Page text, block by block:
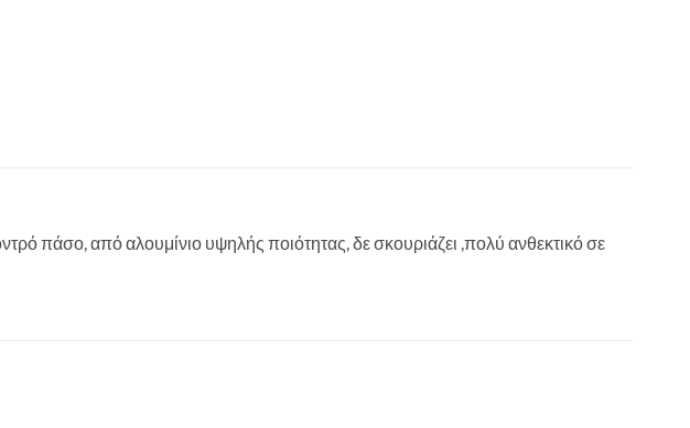
πάσο, από αλουμίνιο υψηλής ποιότητας, δε σκουριάζει ,πολύ ανθεκτικό σε